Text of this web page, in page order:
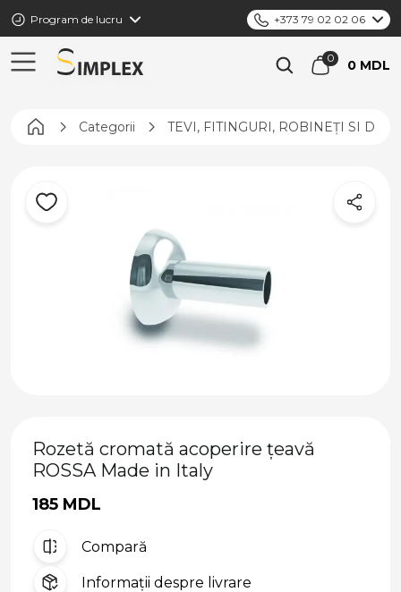
Program de lucru +373 79 02 02 06
0 MDL
Pagina principală
Categorii TEVI, FITINGURI, ROBINEȚI SI
Rozetă cromată acoperire țeavă
ROSSA Made in Italy
185 MDL
Compară
Informații despre livrare